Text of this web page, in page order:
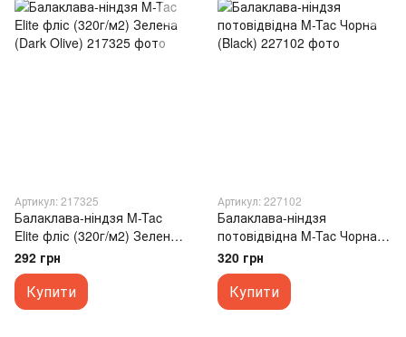
Артикул: 217325
Балаклава-ніндзя M-Tac
Elite фліс (320г/м2) Зелена
(Dark Olive)
292 грн
Купити
Артикул: 227102
Балаклава-ніндзя
потовідвідна M-Tac Чорна
(Black)
320 грн
Купити